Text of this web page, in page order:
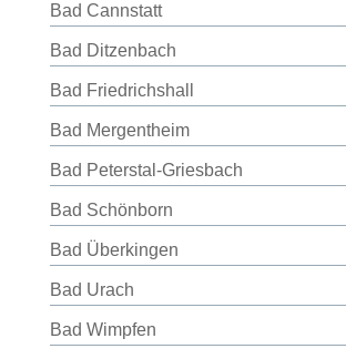
Bad Cannstatt
Bad Ditzenbach
Bad Friedrichshall
Bad Mergentheim
Bad Peterstal-Griesbach
Bad Schönborn
Bad Überkingen
Bad Urach
Bad Wimpfen